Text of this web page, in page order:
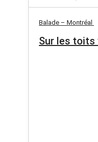
Balade – Montréal
Sur les toits